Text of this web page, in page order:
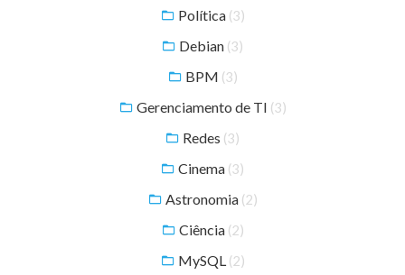
Política (3)
Debian (3)
BPM (3)
Gerenciamento de TI (3)
Redes (3)
Cinema (3)
Astronomia (2)
Ciência (2)
MySQL (2)